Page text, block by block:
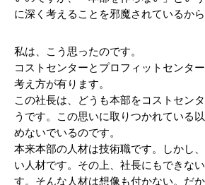
に深く考えることを邪魔されているから
私は、こう思ったのです。
コストセンターとプロフィットセンタ
考え方が有ります。
この社長は、どうも本部をコストセン
うです。この思いに取りつかれている
めないでいるのです。
本来本部の人材は技術職です。しかし
い人材です。その上、社長にもできな
す。そんな人材は想像も付かない。だ